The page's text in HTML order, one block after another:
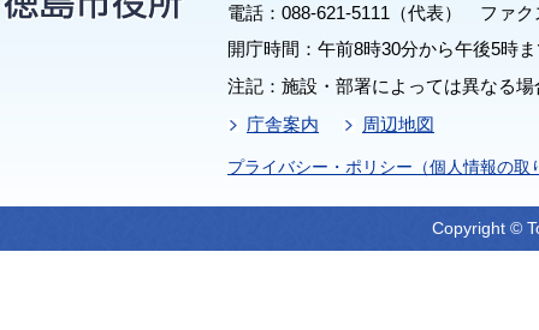
電話：088-621-5111（代表） ファク
開庁時間：午前8時30分から午後5時
注記：施設・部署によっては異なる
庁舎案内
周辺地図
プライバシー・ポリシー（個人情報の取
Copyright ©